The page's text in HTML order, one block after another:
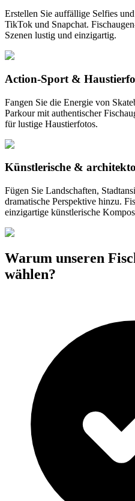
Erstellen Sie auffällige Selfies
TikTok und Snapchat.
Szenen lustig und einzigartig.
Action-Sport &
Fangen Sie die Energie von
Parkour mit authentischer
für lustige Haustierfotos.
Künstlerische &
Fügen Sie Landschaften,
dramatische Perspektive hinzu.
einzigartige künstlerische
Warum unseren
wählen?